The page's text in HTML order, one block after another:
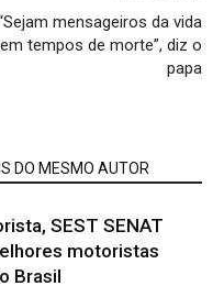
mensageiros da vida
em tempos de morte”, diz o
papa
DO MESMO AUTOR
SEST SENAT
motoristas
Brasil